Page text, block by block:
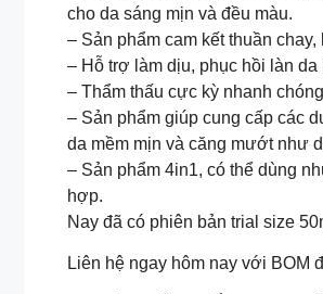
cho da sáng mịn và đều màu.
– Sản phẩm cam kết thuần
– Hỗ trợ làm dịu, phục hồi làn
– Thẩm thấu cực kỳ nhanh
– Sản phẩm giúp cung cấp các
da mềm mịn và căng mướt như
– Sản phẩm 4in1, có thể dùng
hợp.
Nay đã có phiên bản trial size
Liên hệ ngay hôm nay với BOM